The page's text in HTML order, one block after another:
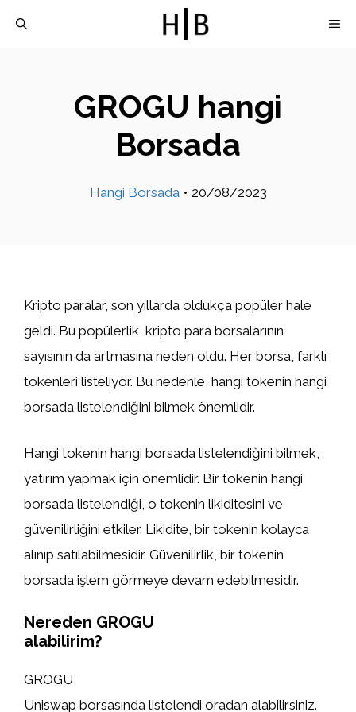
GROGU hangi
Borsada
Hangi Borsada • 20/08/2023
Kripto paralar, son yıllarda oldukça popüler hale
geldi. Bu popülerlik, kripto para borsalarının
sayısının da artmasına neden oldu. Her borsa, farklı
tokenleri listeliyor. Bu nedenle, hangi tokenin hangi
borsada listelendiğini bilmek önemlidir.
Hangi tokenin hangi borsada listelendiğini bilmek,
yatırım yapmak için önemlidir. Bir tokenin hangi
borsada listelendiği, o tokenin likiditesini ve
güvenilirliğini etkiler. Likidite, bir tokenin kolayca
alınıp satılabilmesidir. Güvenilirlik, bir tokenin
borsada işlem görmeye devam edebilmesidir.
Nereden GROGU
alabilirim?
GROGU
Uniswap borsasında listelendi oradan alabilirsiniz.